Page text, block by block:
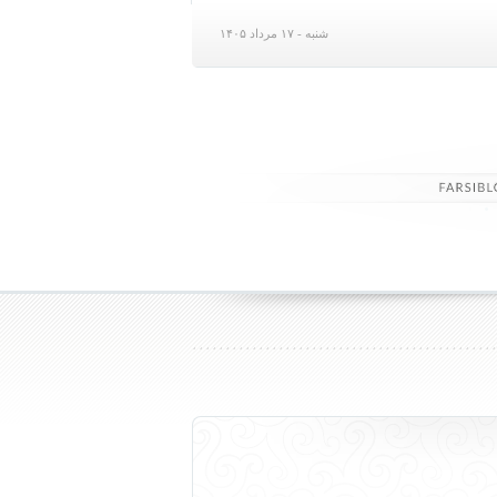
شنبه - ۱۷ مرداد ۱۴۰۵